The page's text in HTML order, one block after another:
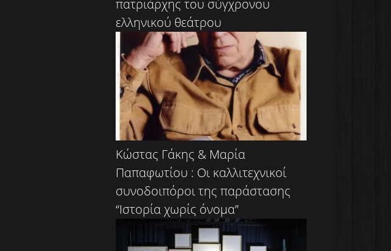
πατριάρχης του σύγχρονου
ελληνικού θεάτρου
Κώστας Γάκης & Μαρία
Παπαφωτίου : Οι καλλιτεχνικοί
συνοδοιπόροι της παράστασης
“Ιστορία χωρίς όνομα”